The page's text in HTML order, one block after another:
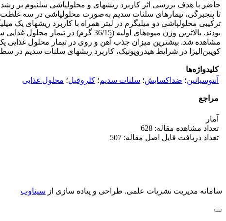
حاضر با هدف بررسی اثر کاربرد ریشه‏ای و محلول‏پاشی سلنیوم بر
تا پنج‏برگی، تیمارهای سلنات سدیم به‌صورت محلول‏پاشی در سه غلظت‏
ترکیبی محلول‏پاشی دو میلی‏گرم در لیتر همراه با کاربرد ریشه‏ای یک
بودند. بالاترین وزن میوه‌های
کویین‌الیزا در شرایط هیدروپونیک، کاربرد ریشه‏ای سلنات سدیم در
کلیدواژه‌ها
آنتوسیانین؛ ضداکسایش؛ سلنات سدیم؛ کلروفیل؛ محلول غذایی
مراجع
آمار
تعداد مشاهده مقاله: 628
تعداد دریافت فایل اصل مقاله: 507
سامانه مدیریت نشریات علمی. طراحی و پیاده سازی از سیناوب